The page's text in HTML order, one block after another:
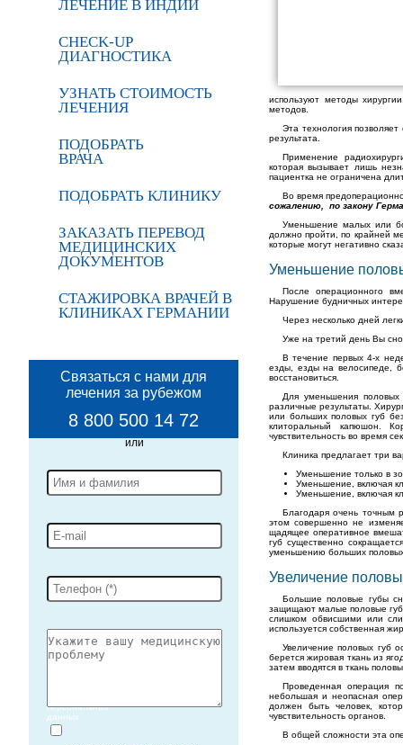
ЛЕЧЕНИЕ В ИНДИИ
CHECK-UP
ДИАГНОСТИКА
УЗНАТЬ СТОИМОСТЬ
ЛЕЧЕНИЯ
ПОДОБРАТЬ
ВРАЧА
ПОДОБРАТЬ КЛИНИКУ
ЗАКАЗАТЬ ПЕРЕВОД
МЕДИЦИНСКИХ
ДОКУМЕНТОВ
СТАЖИРОВКА ВРАЧЕЙ В
КЛИНИКАХ ГЕРМАНИИ
Связаться с нами для
лечения за рубежом
8 800 500 14 72
персональных
данных
используют методы
методов.
Эта технология
результата.
Применение
которая вызывает лишь
пациентка не ограничена
Во время
сожалению, по закону
Уменьшение малых или
должно пройти, по крайней
которые могут негативно
Уменьшение
После операционного
Нарушение будничных
Через несколько дней
Уже на третий день Вы
В течение первых 4-х
езды, езды на велосипеде,
восстановиться.
Для уменьшения половых
различные результаты.
или больших половых губ
клиторальный капюшон.
чувствительность во время
Клиника предлагает три
Уменьшение только в
Уменьшение, включая
Уменьшение, включая
Благодаря очень точным
этом совершенно не
щадящее оперативное
губ существенно
уменьшению больших
Увеличение
Большие половые губы
защищают малые половые
слишком обвисшими или
используется собственная
Увеличение половых губ
берется жировая ткань из
затем вводятся в ткань
Проведенная операция
небольшая и неопасная
должен быть человек,
чувствительность органов.
В общей сложности эта